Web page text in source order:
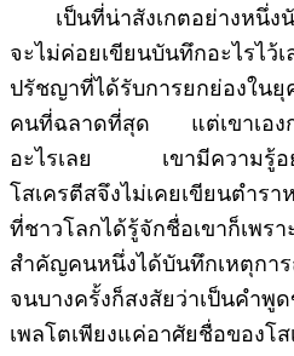
เป็นที่น่าสังเกตอย่างหนึ่
จะไม่ค่อยเขียนบันทึกอะไร
ปรัชญาที่ได้รับการยกย่องในยุ
คนที่ฉลาดที่สุด แต่เขาเองก
อะไรเลย เขามีความรู้อย่า
โสเครตีสจึงไม่เคยเขียนตำร
ที่ชาวโลกได้รู้จักชื่อเขาก็เพร
สำคัญคนหนึ่งได้บันทึกเหตุกา
จนบางครั้งก็สงสัยว่าเป็นคำพู
เพลโตเพียงแค่อาศัยชื่อของโ